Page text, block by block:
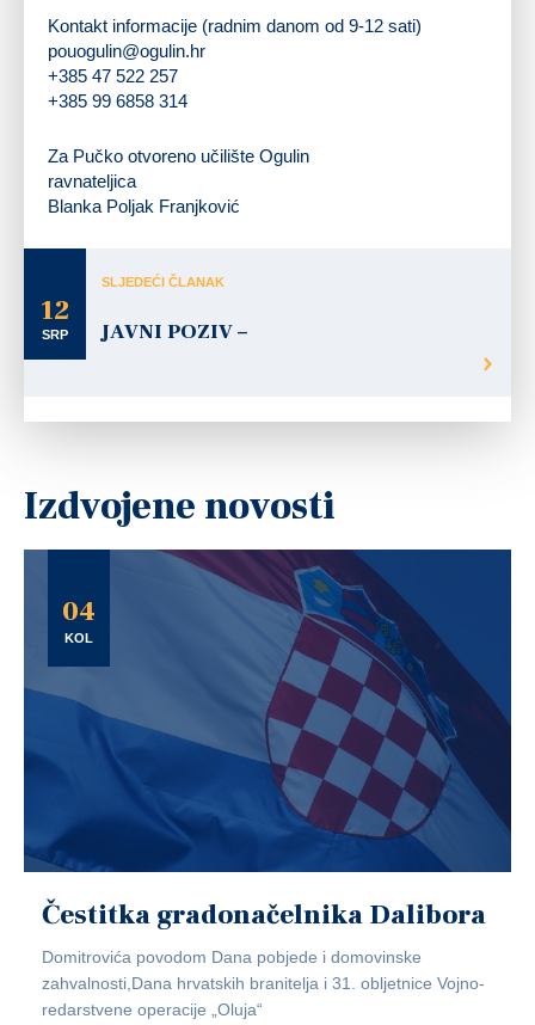
Kontakt informacije (radnim danom od 9-12 sati)
pouogulin@ogulin.hr
+385 47 522 257
+385 99 6858 314
Za Pučko otvoreno učilište Ogulin
ravnateljica
Blanka Poljak Franjković
12
SRP
SLJEDEĆI ČLANAK
JAVNI POZIV –
Izdvojene novosti
04
KOL
Čestitka gradonačelnika Dalibora
Domitrovića povodom Dana pobjede i domovinske
zahvalnosti,Dana hrvatskih branitelja i 31. obljetnice Vojno-
redarstvene operacije „Oluja“